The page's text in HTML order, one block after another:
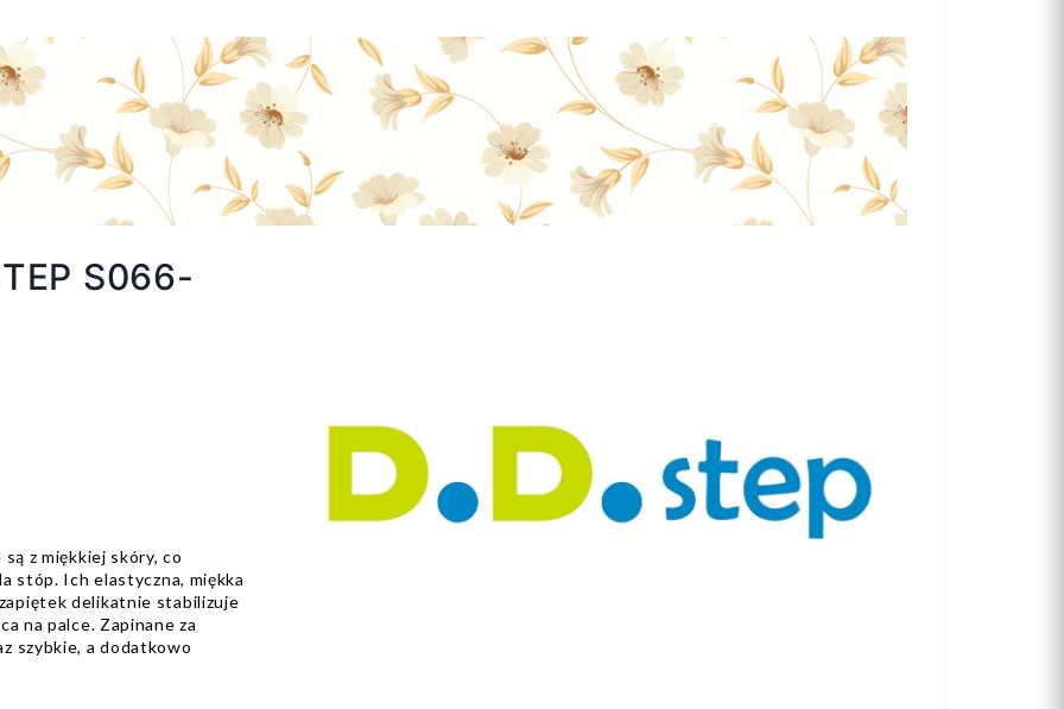
S066-
z miękkiej skóry, co
stóp. Ich elastyczna, miękka
delikatnie stabilizuje
na palce. Zapinane za
szybkie, a dodatkowo